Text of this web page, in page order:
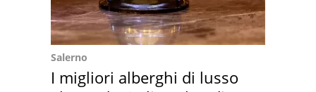
Salerno
I migliori alberghi di lusso